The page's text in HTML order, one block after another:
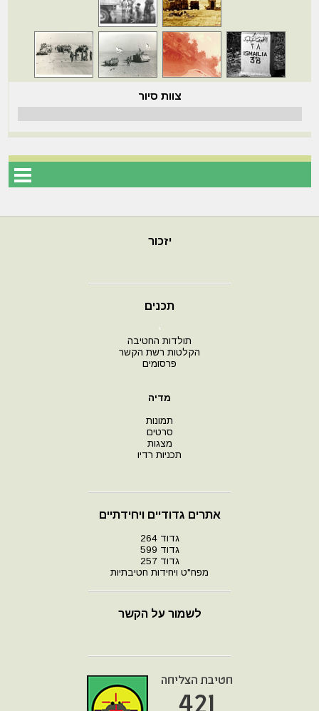
צוות סיור
יזכור
תכנים
י
תולדות החטיבה
הקלטות רשת הקשר
פרסומים
מדיה
תמונות
סרטים
מצגות
תכניות רדיו
אתרים גדודיים ויחידתיים
גדוד 264
גדוד 599
גדוד 257
מפח"ט ויחידות חטיבתיות
לשמור על הקשר